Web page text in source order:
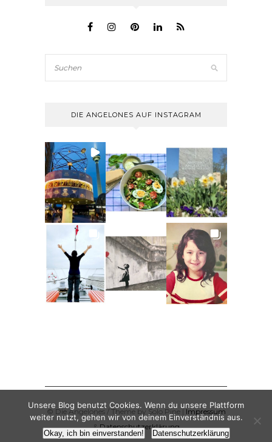
DIE ANGELONES AUF INSTAGRAM
© Die Angelones / Theme by Solo Pine | Impressum
&Datenschutzerklärung
Unsere Blog benutzt Cookies. Wenn du unsere Plattform
weiter nutzt, gehen wir von deinem Einverständnis aus.
Okay, ich bin einverstanden! Datenschutzerklärung